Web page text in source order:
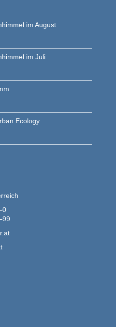
im August
im Juli
Ecology